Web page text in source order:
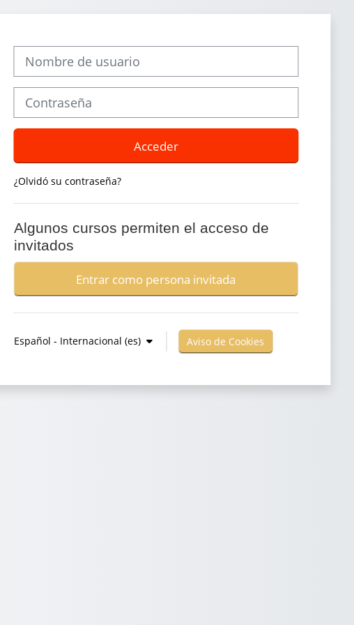
Acceder
¿Olvidó su contraseña?
Algunos cursos permiten el acceso de
invitados
Entrar como persona invitada
Español - Internacional ‎(es)‎ Aviso de Cookies